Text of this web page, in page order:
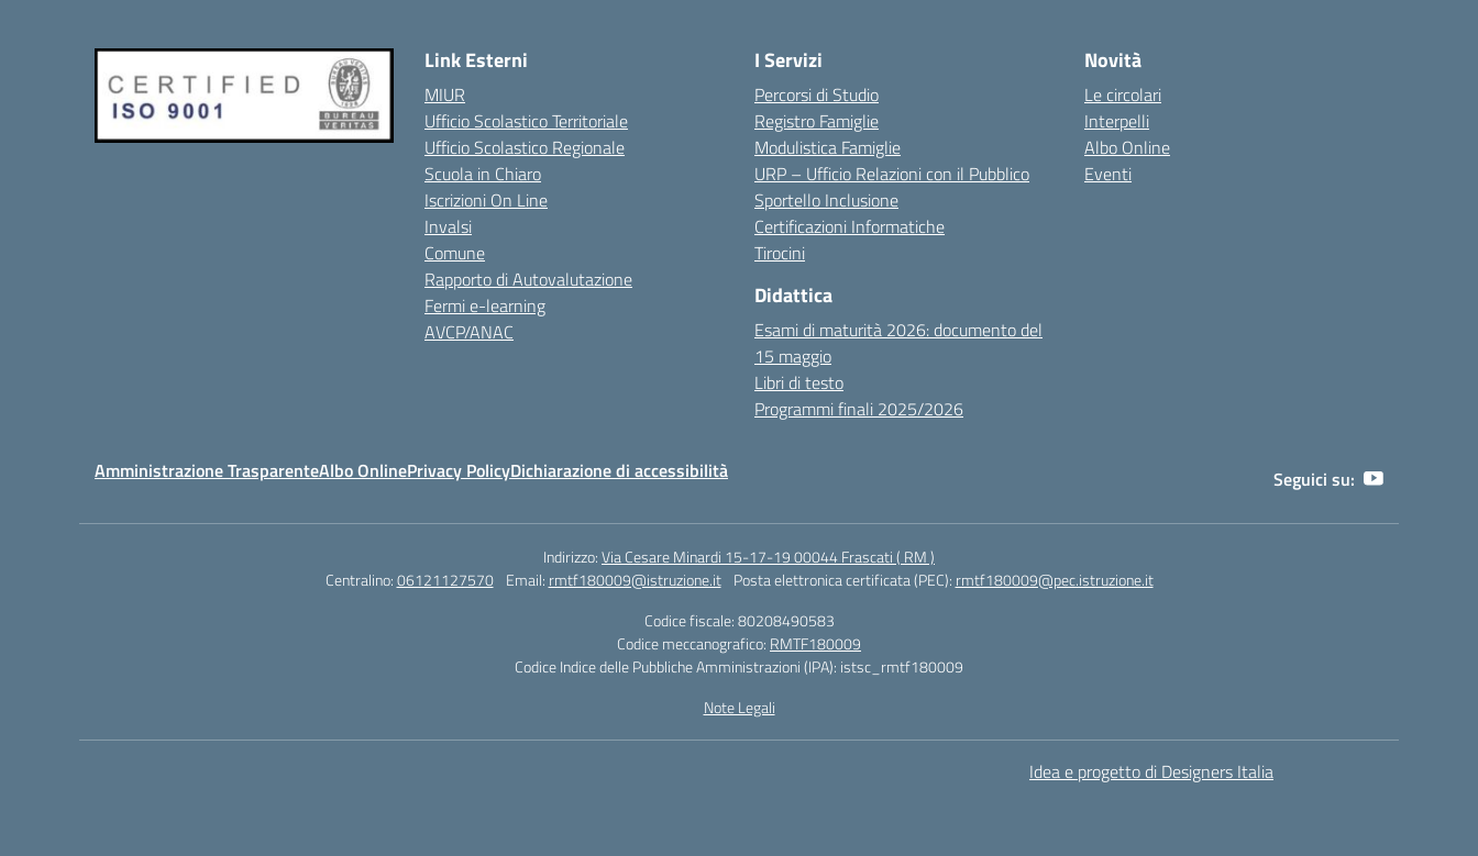
Link Esterni
MIUR
Ufficio Scolastico Territoriale
Ufficio Scolastico Regionale
Scuola in Chiaro
Iscrizioni On Line
Invalsi
Comune
Rapporto di Autovalutazione
Fermi e-learning
AVCP/ANAC
I Servizi
Percorsi di Studio
Registro Famiglie
Modulistica Famiglie
URP – Ufficio Relazioni con il Pubblico
Sportello Inclusione
Certificazioni Informatiche
Tirocini
Didattica
Esami di maturità 2026: documento del
15 maggio
Libri di testo
Programmi finali 2025/2026
Novità
Le circolari
Interpelli
Albo Online
Eventi
Amministrazione TrasparenteAlbo OnlinePrivacy PolicyDichiarazione di accessibilità Seguici su:
Indirizzo:Via Cesare Minardi 15-17-19 00044 Frascati ( RM )
Centralino:06121127570 Email: rmtf180009@istruzione.it Posta elettronica certificata (PEC): rmtf180009@pec.istruzione.it
Codice fiscale: 80208490583
Codice meccanografico: RMTF180009
Codice Indice delle Pubbliche Amministrazioni (IPA): istsc_rmtf180009
Note Legali
Idea e progetto di Designers Italia